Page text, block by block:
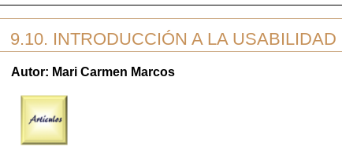
9.10. INTRODUCCIÓN A LA USABILIDAD
Autor: Mari Carmen Marcos